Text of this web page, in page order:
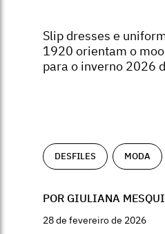
Slip dresses e
1920 orientam o
para o inverno 2026
DESFILES MODA
POR GIULIANA
28 de fevereiro de 2026